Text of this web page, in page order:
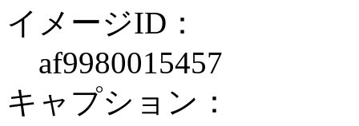
イメージID：
af9980015457
キャプション：